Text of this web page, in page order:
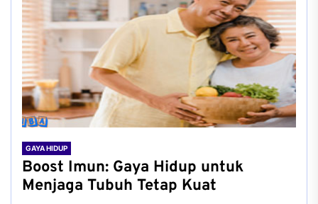
GAYA HIDUP
Boost Imun: Gaya Hidup untuk
Menjaga Tubuh Tetap Kuat